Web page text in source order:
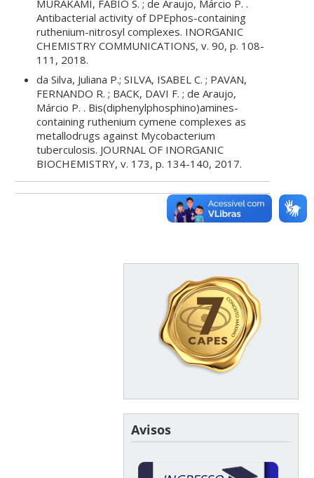
MURAKAMI, FÁBIO S. ; de Araujo, Márcio P. .
Antibacterial activity of DPEphos-containing
ruthenium-nitrosyl complexes. INORGANIC
CHEMISTRY COMMUNICATIONS, v. 90, p. 108-
111, 2018.
da Silva, Juliana P.; SILVA, ISABEL C. ; PAVAN,
FERNANDO R. ; BACK, DAVI F. ; de Araujo,
Márcio P. . Bis(diphenylphosphino)amines-
containing ruthenium cymene complexes as
metallodrugs against Mycobacterium
tuberculosis. JOURNAL OF INORGANIC
BIOCHEMISTRY, v. 173, p. 134-140, 2017.
Avisos